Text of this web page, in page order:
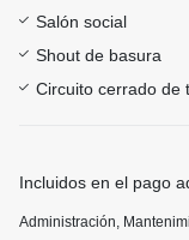
Salón social
Shout de basura
Circuito cerrado de
Incluidos en el pago
Administración,